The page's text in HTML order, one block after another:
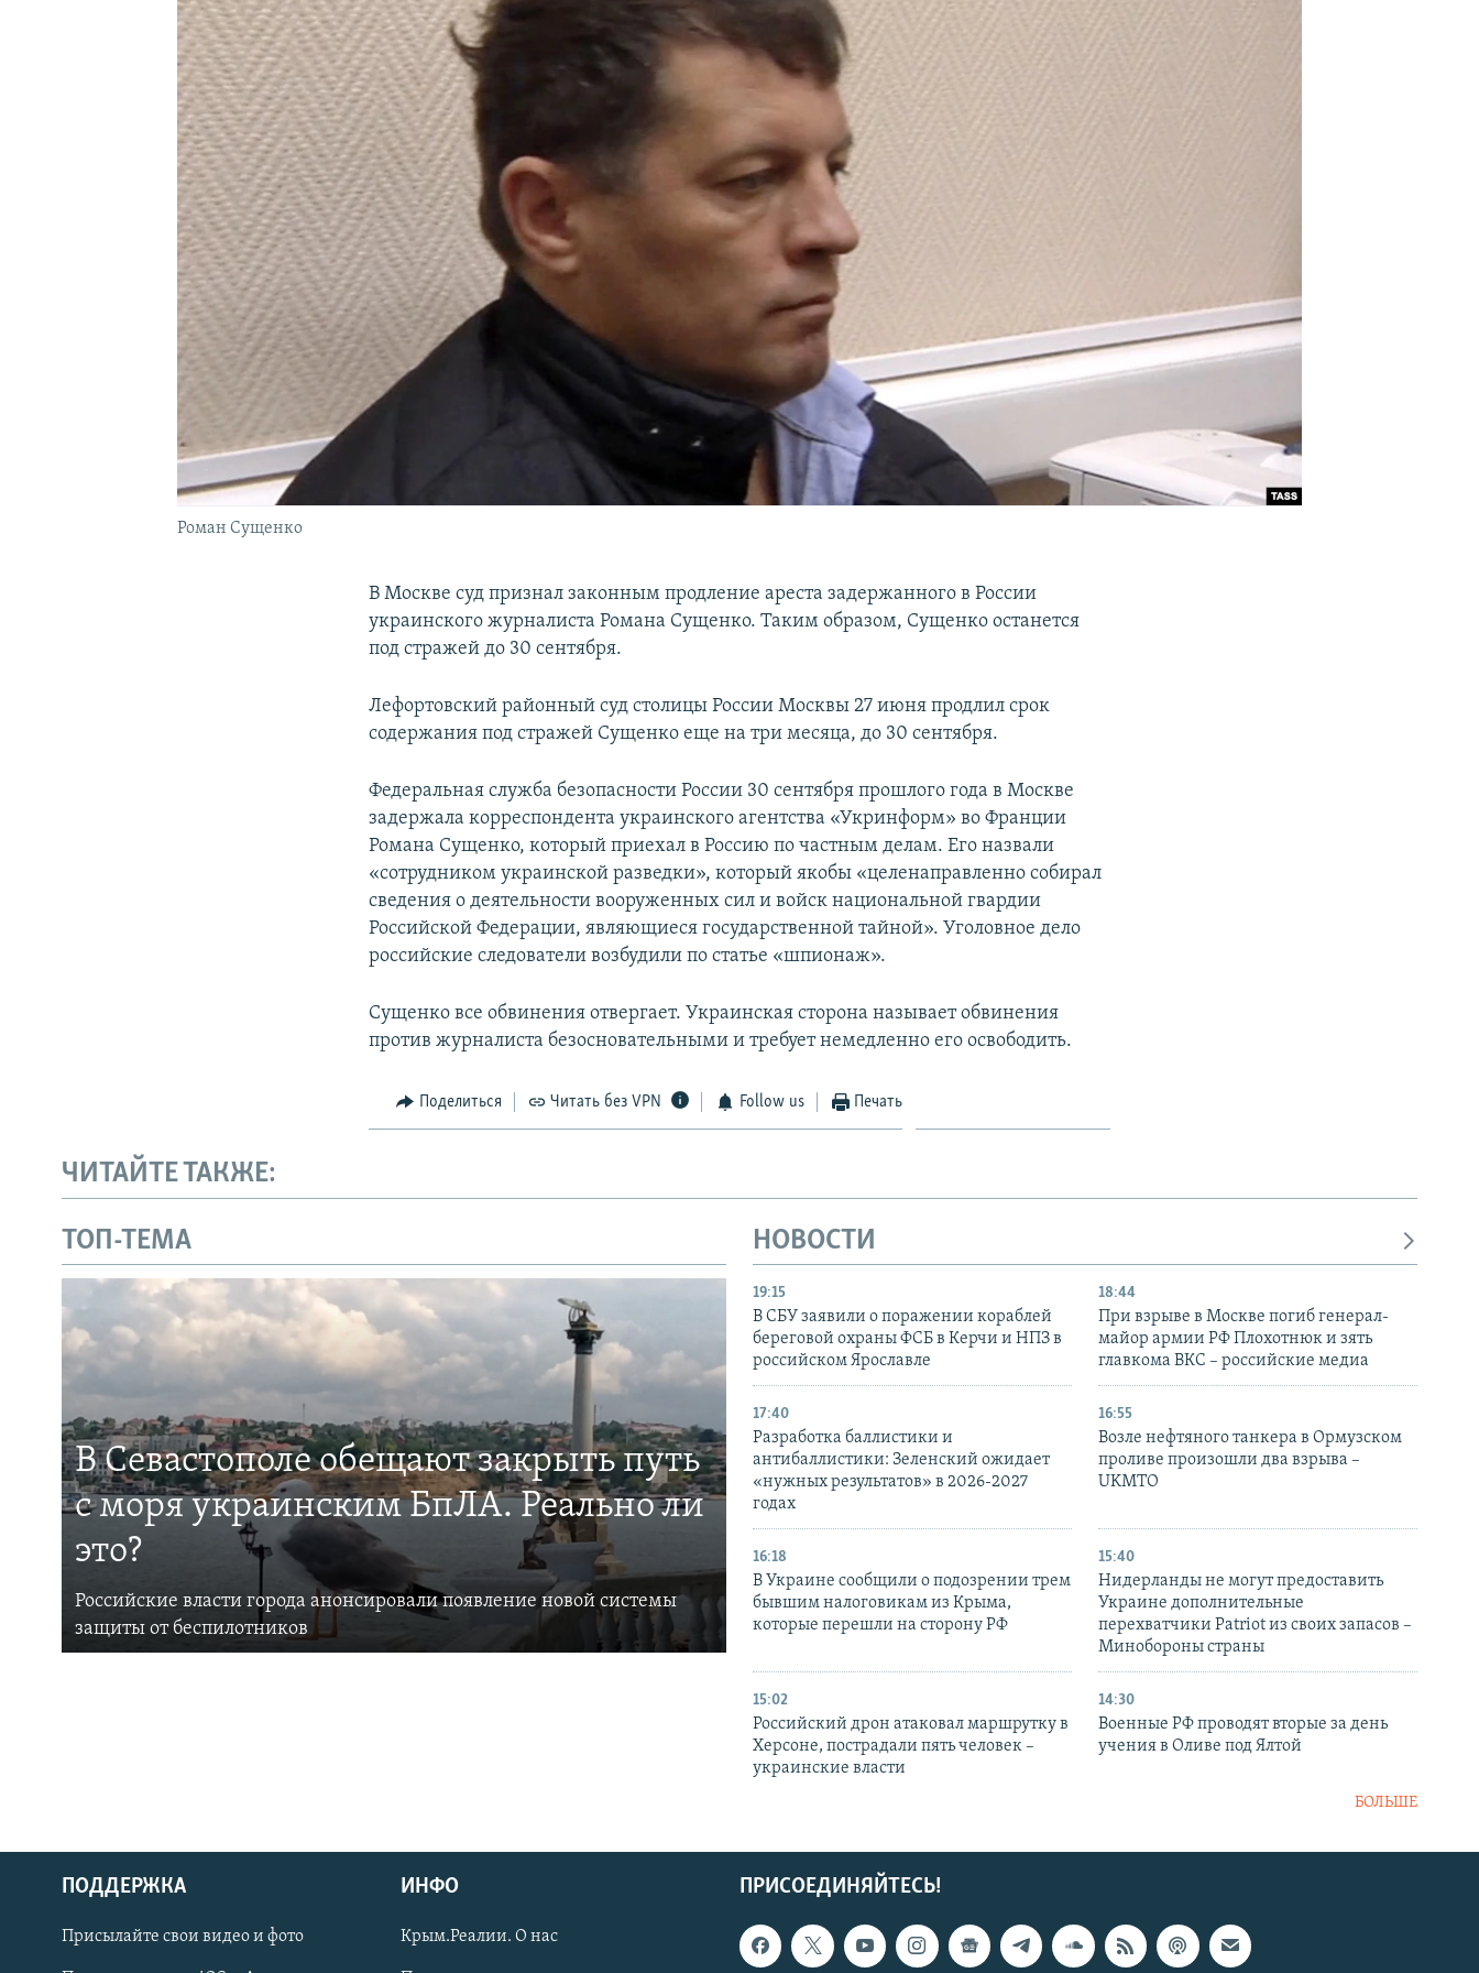
КРЫМ.НЕПОКОРЕННЫЙ
УКРАИНСКАЯ ПРОБЛЕМА КРЫМА
Українською
Роман Сущенко
В Москве суд признал законным продление ареста задержанного в России
украинского журналиста Романа Сущенко. Таким образом, Сущенко останется
под стражей до 30 сентября.
Лефортовский районный суд столицы России Москвы 27 июня продлил срок
содержания под стражей Сущенко еще на три месяца, до 30 сентября.
Федеральная служба безопасности России 30 сентября прошлого года в Москве
задержала корреспондента украинского агентства «Укринформ» во Франции
Романа Сущенко, который приехал в Россию по частным делам. Его назвали
«сотрудником украинской разведки», который якобы «целенаправленно собирал
сведения о деятельности вооруженных сил и войск национальной гвардии
Российской Федерации, являющиеся государственной тайной». Уголовное дело
российские следователи возбудили по статье «шпионаж».
Сущенко все обвинения отвергает. Украинская сторона называет обвинения
против журналиста безосновательными и требует немедленно его освободить.
Поделиться Читать без VPN Follow us Печать
ЧИТАЙТЕ ТАКЖЕ:
ТОП-ТЕМА
В Севастополе обещают закрыть путь
с моря украинским БпЛА. Реально ли
это?
Российские власти города анонсировали появление новой системы
защиты от беспилотников
НОВОСТИ
19:15
В СБУ заявили о поражении кораблей
береговой охраны ФСБ в Керчи и НПЗ в
российском Ярославле
18:44
При взрыве в Москве погиб генерал-
майор армии РФ Плохотнюк и зять
главкома ВКС – российские медиа
17:40
Разработка баллистики и
антибаллистики: Зеленский ожидает
«нужных результатов» в 2026-2027
годах
16:55
Возле нефтяного танкера в Ормузском
проливе произошли два взрыва –
UKMTO
16:18
В Украине сообщили о подозрении трем
бывшим налоговикам из Крыма,
которые перешли на сторону РФ
15:40
Нидерланды не могут предоставить
Украине дополнительные
перехватчики Patriot из своих запасов –
Минобороны страны
15:02
Российский дрон атаковал маршрутку в
Херсоне, пострадали пять человек –
украинские власти
14:30
Военные РФ проводят вторые за день
учения в Оливе под Ялтой
БОЛЬШЕ
ПРИСОЕДИНЯЙТЕСЬ!
ПОДДЕРЖКА
Присылайте свои видео и фото
ИНФО
Крым.Реалии. О нас